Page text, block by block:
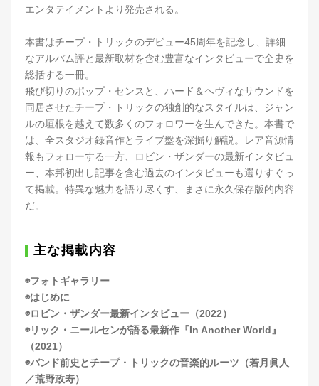
エンタテイメントより発売される。
本書はチープ・トリックのデビュー45周年を記念し、詳細
なアルバム評と最新取材を含む豊富なインタビューで全史を
総括する一冊。
飛び切りのポップ・センスと、ハード＆ヘヴィなサウンドを
同居させたチープ・トリックの独創的なスタイルは、ジャン
ルの垣根を越えて数多くのフォロワーを生んできた。本書で
は、全スタジオ録音作とライブ盤を深掘り解説。レア音源情
報もフォローする一方、ロビン・ザンダーの最新インタビュ
ー、本邦初出し記事を含む過去のインタビューも選りすぐっ
て掲載。特異な魅力を語り尽くす、まさに永久保存版的内容
だ。
主な掲載内容
◉フォトギャラリー
◉はじめに
◉ロビン・ザンダー最新インタビュー（2022）
◉リック・ニールセンが語る最新作『In Another World』
（2021）
◉バンド前史とチープ・トリックの音楽的ルーツ（若月眞人
／荒野政寿）